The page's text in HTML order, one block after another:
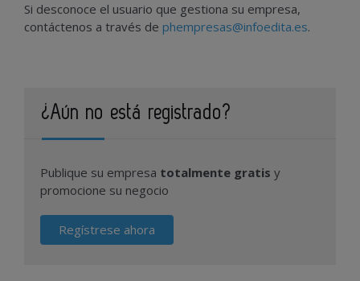
Si desconoce el usuario que gestiona su empresa,
contáctenos a través de phempresas@infoedita.es.
¿Aún no está registrado?
Publique su empresa totalmente gratis y
promocione su negocio
Regístrese ahora